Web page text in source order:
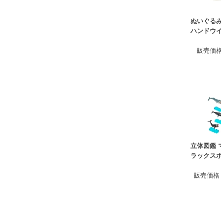
ぬいぐる
ハンドウ
販売価
立体図鑑
ラックス
販売価格